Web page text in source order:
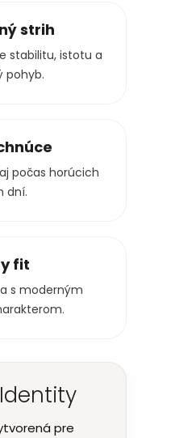
strih
stabilitu, istotu a
pohyb.
počas horúcich
dní.
fit
s moderným
Identity
pre